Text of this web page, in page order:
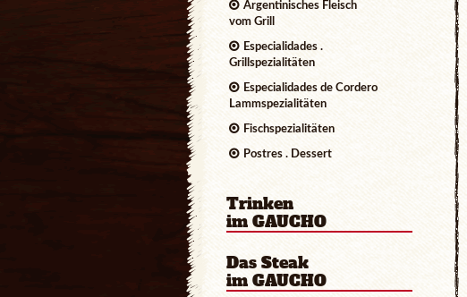
Argentinisches Fleisch
vom Grill
Especialidades .
Grillspezialitäten
Especialidades de Cordero
Lammspezialitäten
Fischspezialitäten
Postres . Dessert
Trinken
im GAUCHO
Das Steak
im GAUCHO